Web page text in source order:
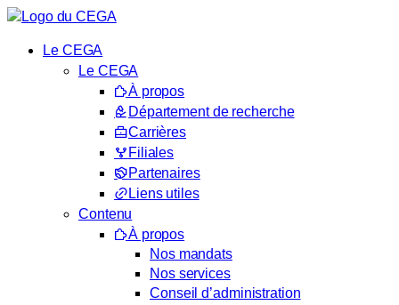
Aller
contenuLe CEGA
Le CEGA
À propos
Département de recherche
Carrières
Filiales
Partenaires
Liens utiles
Contenu
À propos
Nos mandats
Nos services
Conseil d’administration